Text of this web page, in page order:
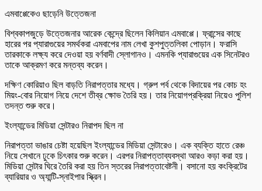
এমবাপ্পেকেও ছাড়েনি উত্তেজনা
বিশ্বকাপজুড়ে উত্তেজনার আরেক কেন্দ্রে ছিলেন কিলিয়ান এমবাপ্পে। ফ্রান্সের কাছে
হারের পর প্যারাগুয়ের সমর্থকরা এমবাপের নাম লেখা কুশপুত্তলিকা পোড়ান। ফরাসি
তারকাকে লক্ষ্য করে দেওয়া হয় বর্ণবাদী স্লোগানও। এমনকি প্যারাগুয়ের এক সিনেটরও
তাকে আক্রমণ করে মন্তব্য করেন।
দক্ষিণ কোরিয়াও ছিল বাড়তি নিরাপত্তার মধ্যে। গ্রুপ পর্ব থেকে বিদায়ের পর কোচ হং
মিয়ং-বোর নিয়োগ নিয়ে দেশে তীব্র ক্ষোভ তৈরি হয়। তার নিয়োগপ্রক্রিয়া নিয়েও পুলিশ
তদন্ত শুরু করে।
ইংল্যান্ডের মিডিয়া সেন্টারও নিরাপদ ছিল না
নিরাপত্তা ভাঙার চেষ্টা হয়েছিল ইংল্যান্ডের মিডিয়া সেন্টারেও। এক ব্যক্তি হাতে রেঞ্চ
নিয়ে সেখানে ঢুকে চিৎকার শুরু করেন। এরপর নিরাপত্তাব্যবস্থা আরও কড়া করা হয়।
মিডিয়া সেন্টার ঘিরে তৈরি করা হয় তিন স্তরের নিরাপত্তাবেষ্টনী। বসানো হয় কংক্রিটের
ব্যারিয়ার ও অ্যান্টি-স্নাইপার স্ক্রিন।